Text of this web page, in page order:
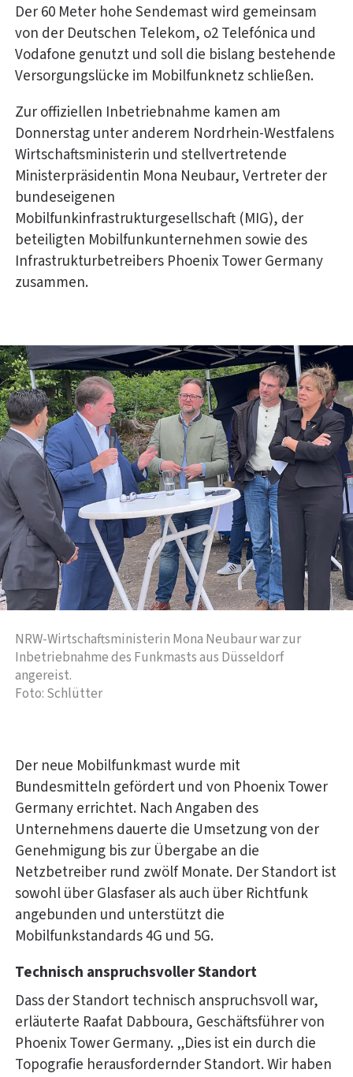
Der 60 Meter hohe Sendemast wird gemeinsam
von der Deutschen Telekom, o2 Telefónica und
Vodafone genutzt und soll die bislang bestehende
Versorgungslücke im Mobilfunknetz schließen.
Zur offiziellen Inbetriebnahme kamen am
Donnerstag unter anderem Nordrhein-Westfalens
Wirtschaftsministerin und stellvertretende
Ministerpräsidentin Mona Neubaur, Vertreter der
bundeseigenen
Mobilfunkinfrastrukturgesellschaft (MIG), der
beteiligten Mobilfunkunternehmen sowie des
Infrastrukturbetreibers Phoenix Tower Germany
zusammen.
NRW-Wirtschaftsministerin Mona Neubaur war zur
Inbetriebnahme des Funkmasts aus Düsseldorf
angereist.
Foto: Schlütter
Der neue Mobilfunkmast wurde mit
Bundesmitteln gefördert und von Phoenix Tower
Germany errichtet. Nach Angaben des
Unternehmens dauerte die Umsetzung von der
Genehmigung bis zur Übergabe an die
Netzbetreiber rund zwölf Monate. Der Standort ist
sowohl über Glasfaser als auch über Richtfunk
angebunden und unterstützt die
Mobilfunkstandards 4G und 5G.
Technisch anspruchsvoller Standort
Dass der Standort technisch anspruchsvoll war,
erläuterte Raafat Dabboura, Geschäftsführer von
Phoenix Tower Germany. „Dies ist ein durch die
Topografie herausfordernder Standort. Wir haben